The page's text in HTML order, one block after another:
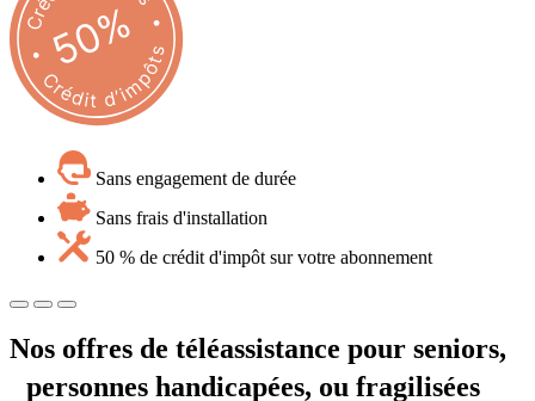
Sans engagement de durée
Sans frais d'installation
50 % de crédit d'impôt sur votre abonnement
Nos offres de téléassistance pour seniors,
personnes handicapées, ou fragilisées